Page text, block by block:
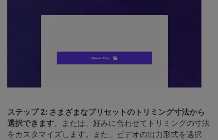
ステップ 2: さまざまなプリセットのトリミング寸法から
選択できます。または、好みに合わせてトリミングの寸法
をカスタマイズします。また、ビデオの出力形式を選択